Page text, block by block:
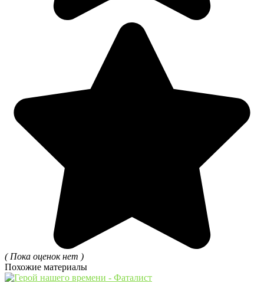
( Пока оценок нет )
Похожие материалы